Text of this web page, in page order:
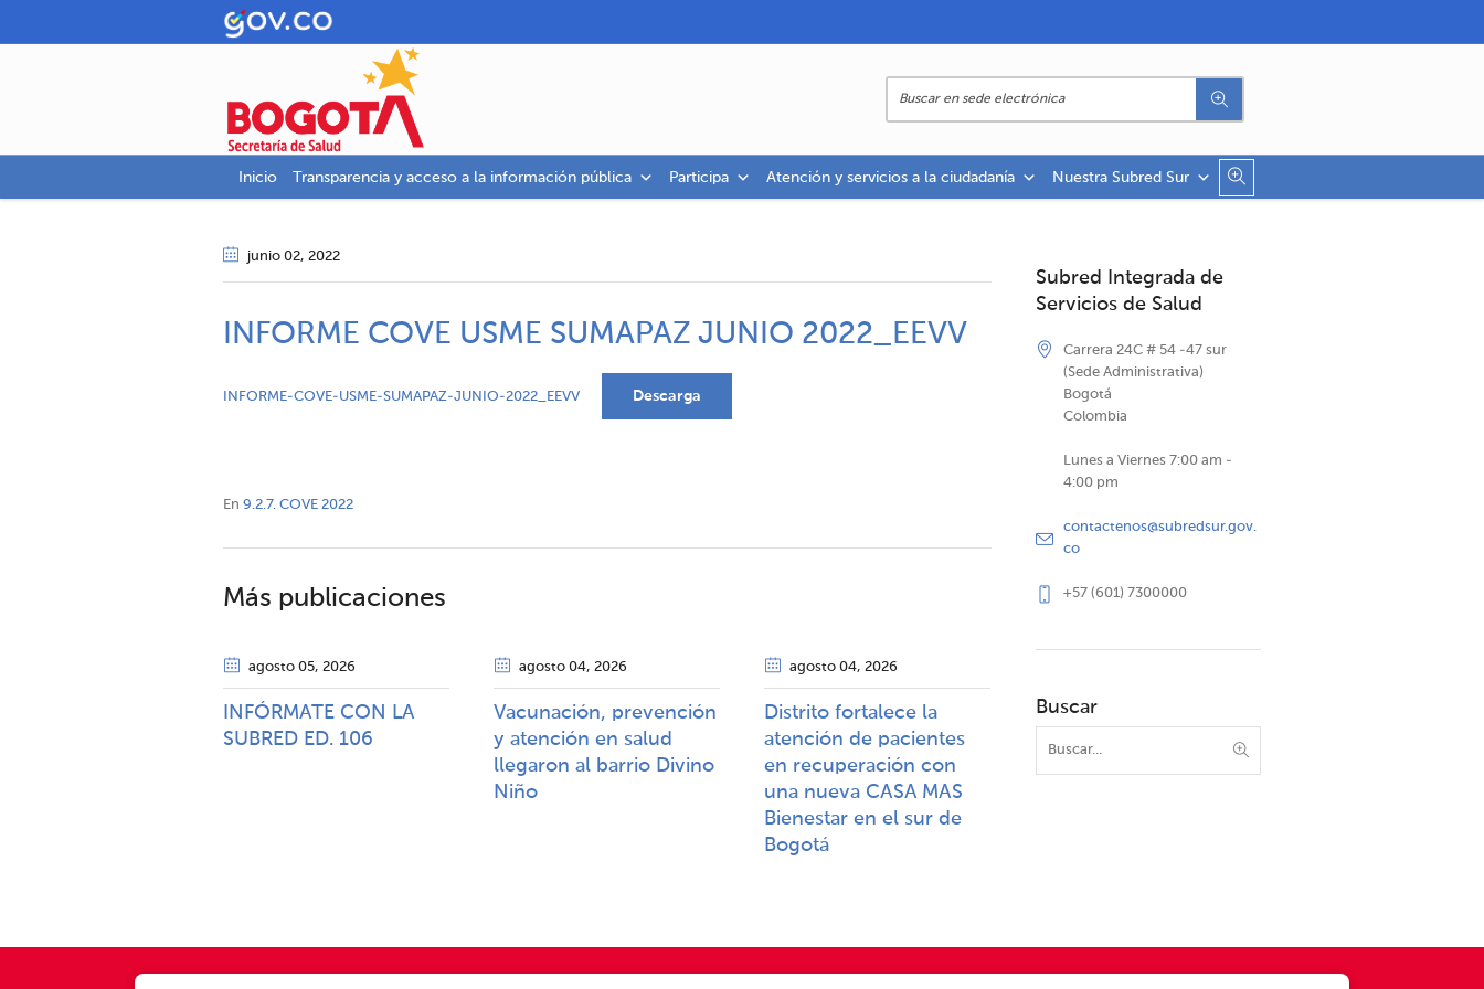
Inicio Transparencia y acceso a la información pública Participa Atención y servicios a la ciudadanía Nuestra Subred Sur
junio 02, 2022
INFORME COVE USME SUMAPAZ JUNIO 2022_EEVV
INFORME-COVE-USME-SUMAPAZ-JUNIO-2022_EEVV Descarga
En 9.2.7. COVE 2022
Más publicaciones
agosto 05, 2026
INFÓRMATE CON LA
SUBRED ED. 106
agosto 04, 2026
Vacunación, prevención
y atención en salud
llegaron al barrio Divino
Niño
agosto 04, 2026
Distrito fortalece la
atención de pacientes
en recuperación con
una nueva CASA MAS
Bienestar en el sur de
Bogotá
Subred Integrada de
Servicios de Salud
Carrera 24C # 54 -47 sur
(Sede Administrativa)
Bogotá
Colombia
Lunes a Viernes 7:00 am -
4:00 pm
contactenos@subredsur.gov.
co
+57 (601) 7300000
Buscar